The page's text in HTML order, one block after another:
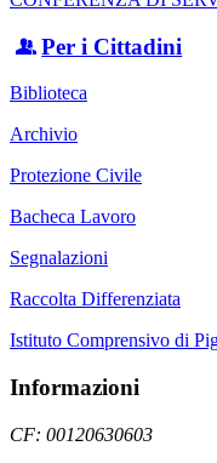
Per i Cittadini
Biblioteca
Archivio
Protezione Civile
Bacheca Lavoro
Segnalazioni
Raccolta Differenziata
Istituto Comprensivo di
Informazioni
CF: 00120630603